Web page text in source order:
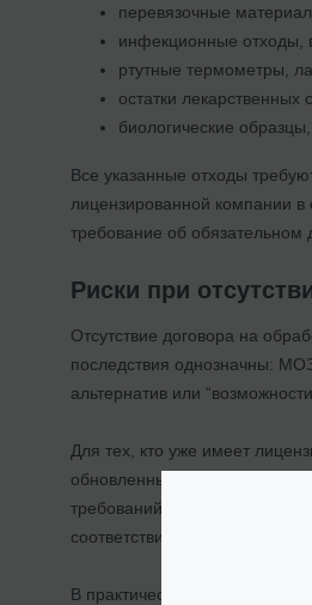
перевязочные
инфекционные отходы,
ртутные термометры,
остатки
биологические
Все указанные отходы
лицензированной компании в
требование об обязательном
Риски при
Отсутствие договора на
последствия однозначны:
альтернатив или
Для тех, кто уже имеет
обновленных данных в МОЗ
требований или
соответствие.
В практическом измерении